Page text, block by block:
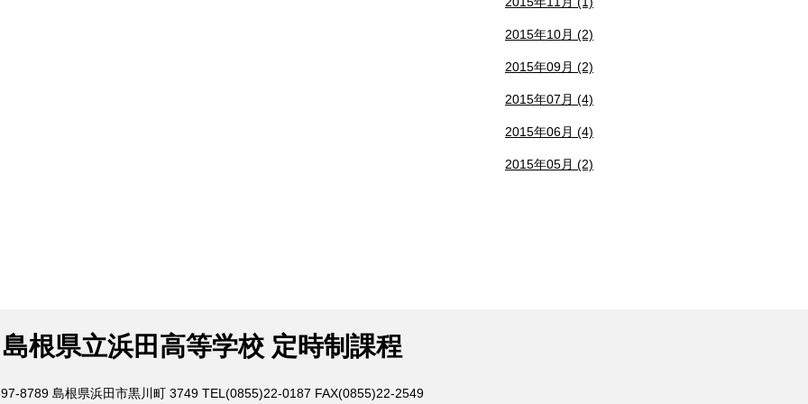
2015年10月 (2)
2015年09月 (2)
2015年07月 (4)
2015年06月 (4)
2015年05月 (2)
島根県立浜田高等学校 定時制課程
8789 島根県浜田市黒川町 3749 TEL(0855)22-0187 FAX(0855)22-2549